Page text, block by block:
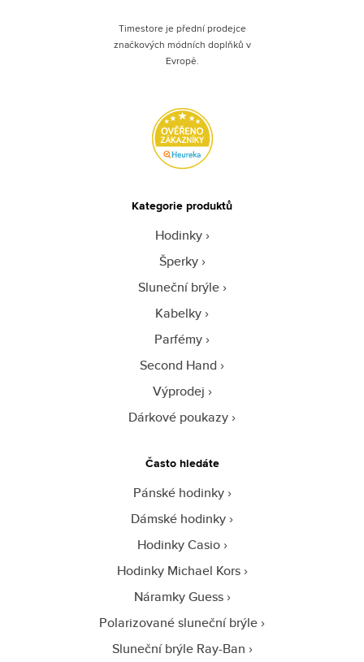
Timestore je přední prodejce
značkových módních doplňků v
Evropě.
Kategorie produktů
Hodinky
Šperky
Sluneční brýle
Kabelky
Parfémy
Second Hand
Výprodej
Dárkové poukazy
Často hledáte
Pánské hodinky
Dámské hodinky
Hodinky Casio
Hodinky Michael Kors
Náramky Guess
Polarizované sluneční brýle
Sluneční brýle Ray-Ban